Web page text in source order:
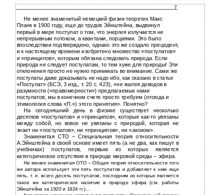
7
Не менее знаменитый немецкий физик-теоретик Макс
Планк в 1900 году, еще до трудов Эйнштейна, выдвинул
первый в мире постулат о том, что энергия излучается не
непрерывным потоком, а квантами, порциями. Это было
впоследствии подтверждено, однако это же создало прецедент,
и к настоящему времени изобретено множество «постулатов»
и «принципов», которым обязана следовать природа. Если
природа не следует постулатам, то тем хуже для природы! Эти
отклонения просто не нужно принимать во внимание. Сами же
постулаты даже доказывать не надо ибо, как сказано в статье
«Постулат» (БСЭ, 3 изд., т. 20 с. 423), «не жалея доводов в
разумности («правомерности») предлагаемых нами
постулатов, мы в конечном счете просто требуем (отсюда и
этимология слова «П.») этого принятия». Понятно?
На сегодняшний день в физике существует несколько
десятков «постулатов» и «принципов», которые как-то увязаны
между собой, но вовсе не увязаны с природой, которая не
знает ни «постулатов», ни «принципов», ни «аксиом».
Знаменитая СТО – Специальная теория относительности
А.Эйнштейна в своей основе имеет пять (а не два, как пишут в
учебниках) постулатов, первым из которых является
категорическое отсутствие в природе мировой среды – эфира.
Не менее знаменитая ОТО – Общая теория относительности того
же автора использует эти пять постулатов и добавляет к ним еще
пять, т. е. всего десять постулатов, последним из которых является
такое же категорическое наличие в природе эфира (см. работы
Эйнштейна за 1920 и 1924 гг.)…